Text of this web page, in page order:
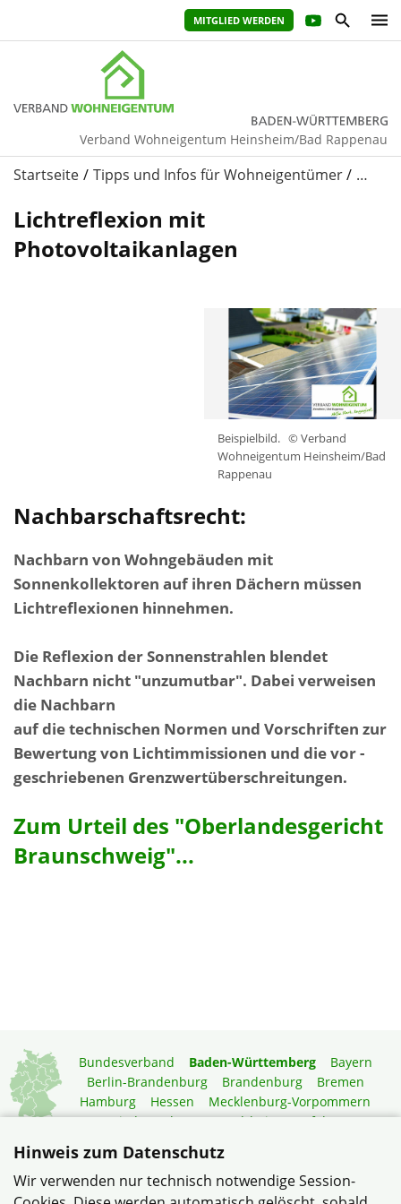
MITGLIED WERDEN
Verband Wohneigentum Heinsheim/Bad Rappenau
Startseite Tipps und Infos für Wohneigentümer …
Lichtreflexion mit
Photovoltaikanlagen
Beispielbild. © Verband
Wohneigentum Heinsheim/Bad
Rappenau
Nachbarschaftsrecht:
Nachbarn von Wohngebäuden mit
Sonnenkollektoren auf ihren Dächern müssen
Lichtreflexionen hinnehmen.
Die Reflexion der Sonnenstrahlen blendet
Nachbarn nicht "unzumutbar". Dabei verweisen
die Nachbarn
auf die technischen Normen und Vorschriften zur
Bewertung von Lichtimmissionen und die vor -
geschriebenen Grenzwertüberschreitungen.
Zum Urteil des "Oberlandesgericht
Braunschweig"...
Bundesverband Baden-Württemberg
Bayern
Berlin-Brandenburg
Brandenburg
Bremen
Hamburg
Hessen
Mecklenburg-Vorpommern
Niedersachsen
Nordrhein-Westfalen
Sachsen-Anhalt
Schleswig-Holstein
Mitgliedermagazin
Gartenberatung
Hinweis zum Datenschutz
Wir verwenden nur technisch notwendige Session-